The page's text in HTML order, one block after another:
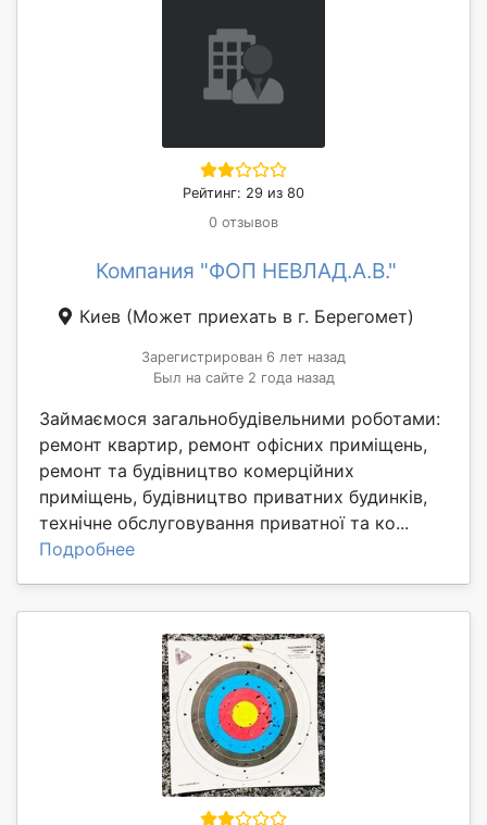
Рейтинг: 29 из 80
0 отзывов
Компания "ФОП НЕВЛАД.А.В."
Киев (Может приехать в г. Берегомет)
Зарегистрирован 6 лет назад
Был на сайте 2 года назад
Займаємося загальнобудівельними роботами:
ремонт квартир, ремонт офісних приміщень,
ремонт та будівництво комерційних
приміщень, будівництво приватних будинків,
технічне обслуговування приватної та ко...
Подробнее